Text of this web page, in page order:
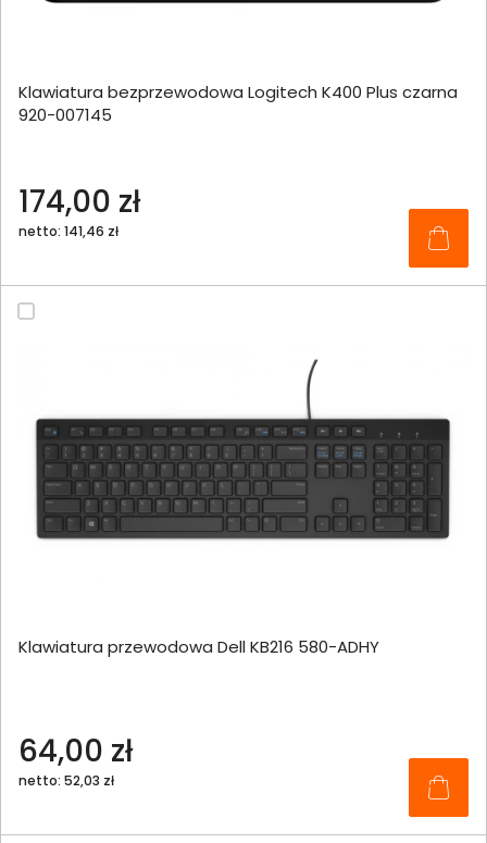
Klawiatura bezprzewodowa Logitech K400 Plus czarna
920-007145
174,00 zł
netto: 141,46 zł
Klawiatura przewodowa Dell KB216 580-ADHY
64,00 zł
netto: 52,03 zł